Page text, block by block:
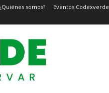
¿Quiénes somos? Eventos Codexverde